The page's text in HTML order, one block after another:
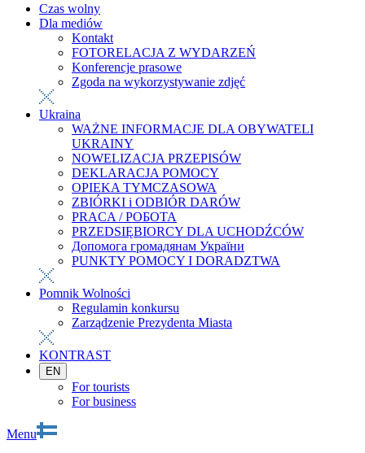
Czas wolny
Dla mediów
Kontakt
FOTORELACJA Z WYDARZEŃ
Konferencje prasowe
Zgoda na wykorzystywanie zdjęć
Ukraina
WAŻNE INFORMACJE DLA OBYWATELI
UKRAINY
NOWELIZACJA PRZEPISÓW
DEKLARACJA POMOCY
OPIEKA TYMCZASOWA
ZBIÓRKI i ODBIÓR DARÓW
PRACA / РОБОТА
PRZEDSIĘBIORCY DLA UCHODŹCÓW
Допомога громадянам України
PUNKTY POMOCY I DORADZTWA
Pomnik Wolności
Regulamin konkursu
Zarządzenie Prezydenta Miasta
KONTRAST
EN
For tourists
For business
Menu